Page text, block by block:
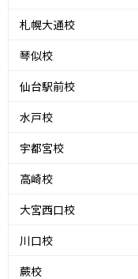
札幌大通校
琴似校
仙台駅前校
水戸校
宇都宮校
高崎校
大宮西口校
川口校
蕨校